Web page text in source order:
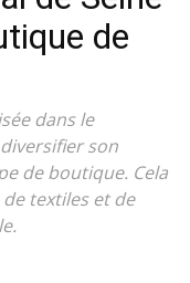
de
dans le
son
de boutique. Cela
textiles et de